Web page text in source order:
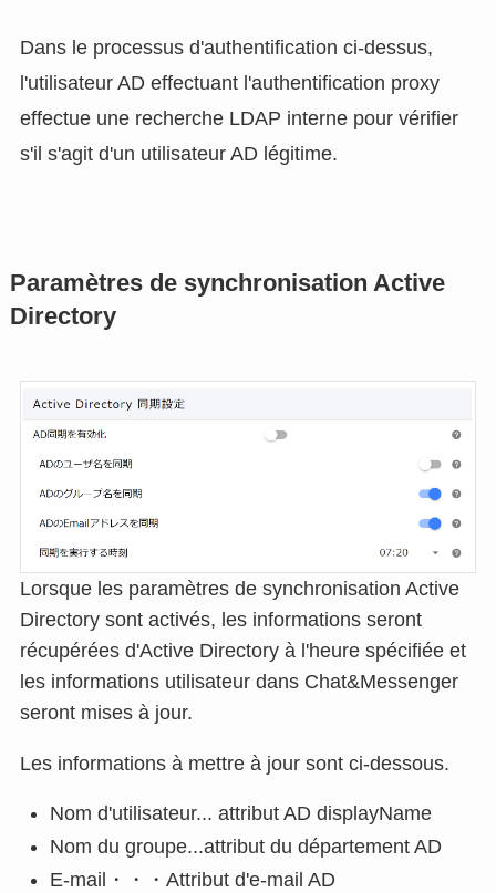
Dans le processus d'authentification ci-dessus,
l'utilisateur AD effectuant l'authentification proxy
effectue une recherche LDAP interne pour vérifier
s'il s'agit d'un utilisateur AD légitime.
Paramètres de synchronisation Active
Directory
Lorsque les paramètres de synchronisation Active
Directory sont activés, les informations seront
récupérées d'Active Directory à l'heure spécifiée et
les informations utilisateur dans Chat&Messenger
seront mises à jour.
Les informations à mettre à jour sont ci-dessous.
Nom d'utilisateur... attribut AD displayName
Nom du groupe...attribut du département AD
E-mail・・・Attribut d'e-mail AD